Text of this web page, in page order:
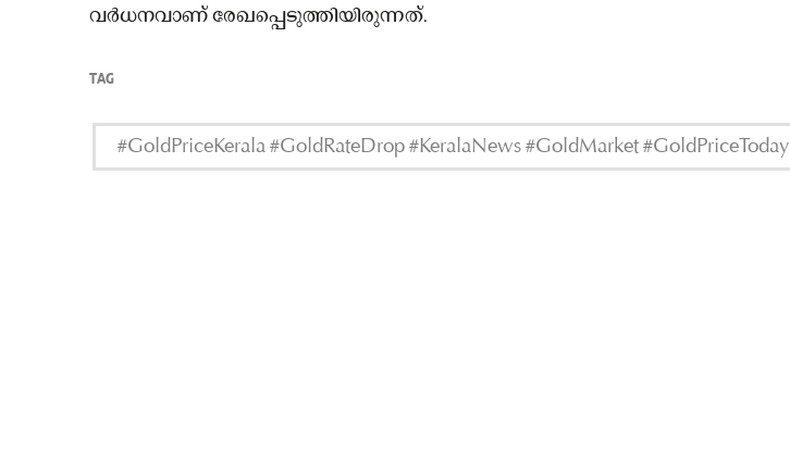
വർധനവാണ് രേഖപ്പെടുത്തിയിരുന്നത്.
TAG
#GoldPriceKerala #GoldRateDrop #KeralaNews #GoldMarket #GoldPriceToday